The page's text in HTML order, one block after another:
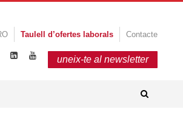
Taulell d’ofertes laborals Contacte
uneix-te al newsletter